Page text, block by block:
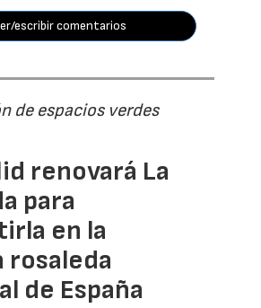
escribir comentarios
de espacios verdes
renovará La
para
en la
rosaleda
de España